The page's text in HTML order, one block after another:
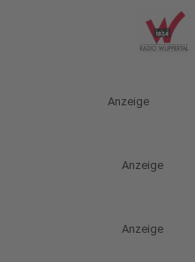
Anzeige
Anzeige
Anzeige